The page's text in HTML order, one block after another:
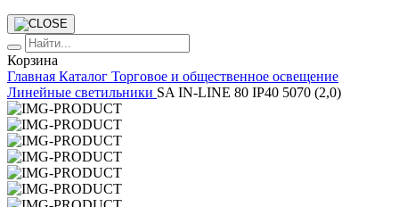
Корзина
Главная Каталог Торговое и общественное освещение
Линейные светильники SA IN-LINE 80 IP40 5070 (2,0)